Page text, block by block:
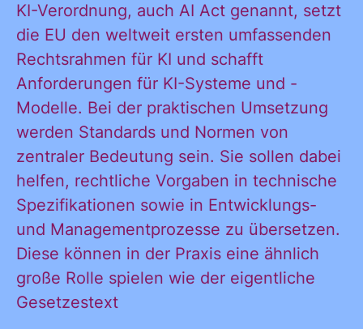
KI-Verordnung, auch AI Act genannt, setzt
die EU den weltweit ersten umfassenden
Rechtsrahmen für KI und schafft
Anforderungen für KI-Systeme und -
Modelle. Bei der praktischen Umsetzung
werden Standards und Normen von
zentraler Bedeutung sein. Sie sollen dabei
helfen, rechtliche Vorgaben in technische
Spezifikationen sowie in Entwicklungs-
und Managementprozesse zu übersetzen.
Diese können in der Praxis eine ähnlich
große Rolle spielen wie der eigentliche
Gesetzestext
Ja, ich möchte
alle
Informationen
und
Ankündigungen
des CDL direkt
in mein
persönliches
Postfach:
Ja, ich
möchte alle
und